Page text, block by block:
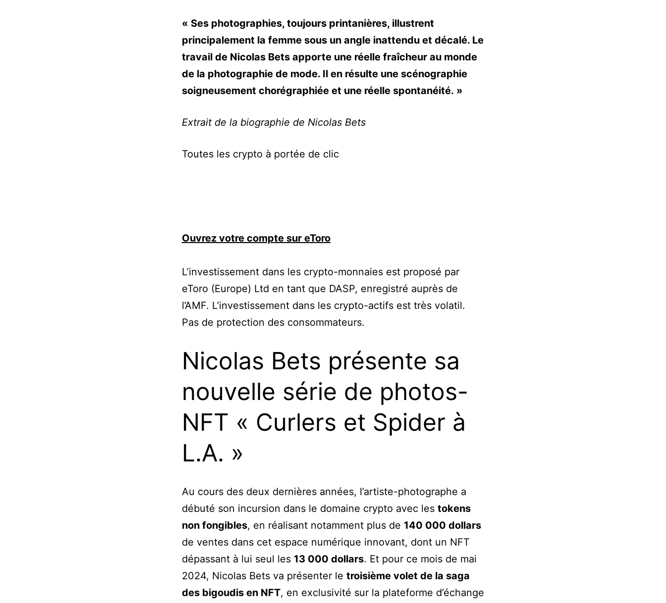
« Ses photographies, toujours printanières, illustrent
principalement la femme sous un angle inattendu et décalé. Le
travail de Nicolas Bets apporte une réelle fraîcheur au monde
de la photographie de mode. Il en résulte une scénographie
soigneusement chorégraphiée et une réelle spontanéité. »
Extrait de la biographie de Nicolas Bets
Toutes les crypto à portée de clic
Ouvrez votre compte sur eToro
L’investissement dans les crypto-monnaies est proposé par
eToro (Europe) Ltd en tant que DASP, enregistré auprès de
l’AMF. L’investissement dans les crypto-actifs est très volatil.
Pas de protection des consommateurs.
Nicolas Bets présente sa
nouvelle série de photos-
NFT « Curlers et Spider à
L.A. »
Au cours des deux dernières années, l’artiste-photographe a
débuté son incursion dans le domaine crypto avec les tokens
non fongibles, en réalisant notamment plus de 140 000 dollars
de ventes dans cet espace numérique innovant, dont un NFT
dépassant à lui seul les 13 000 dollars. Et pour ce mois de mai
2024, Nicolas Bets va présenter le troisième volet de la saga
des bigoudis en NFT, en exclusivité sur la plateforme d’échange